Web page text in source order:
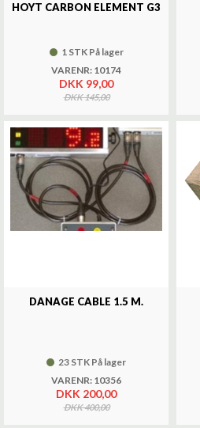
HOYT CARBON ELEMENT G3
1 STK På lager
VARENR: 10174
DKK 99,00
DKK 145,00
DANAGE CABLE 1.5 M.
23 STK På lager
VARENR: 10356
DKK 200,00
DKK 400,00